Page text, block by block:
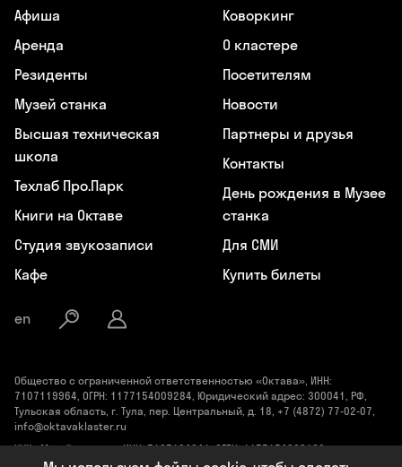
Афиша
Аренда
Резиденты
Музей станка
Высшая техническая
школа
Техлаб Про.Парк
Книги на Октаве
Студия звукозаписи
Кафе
Коворкинг
О кластере
Посетителям
Новости
Партнеры и друзья
Контакты
День рождения в Музее
станка
Для СМИ
Купить билеты
en
Общество с ограниченной ответственностью «Октава», ИНН:
7107119964, ОГРН: 1177154009284, Юридический адрес: 300041, РФ,
Тульская область, г. Тула, пер. Центральный, д. 18, +7 (4872) 77-02-07,
info@oktavaklaster.ru
ЧУК «Музей станка», ИНН: 7107124241, ОГРН: 1177154030162,
Юридический адрес: 300041, Тульская область, г. Тула, пер.